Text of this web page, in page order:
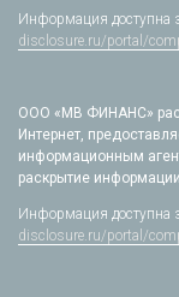
Информация доступна
disclosure.ru/portal/
ООО «МВ ФИНАНС»
Интернет,
информационным
раскрытие
Информация доступна
disclosure.ru/portal/